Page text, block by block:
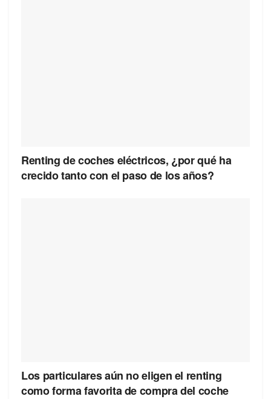
Renting de coches eléctricos, ¿por qué ha
crecido tanto con el paso de los años?
Los particulares aún no eligen el renting
como forma favorita de compra del coche